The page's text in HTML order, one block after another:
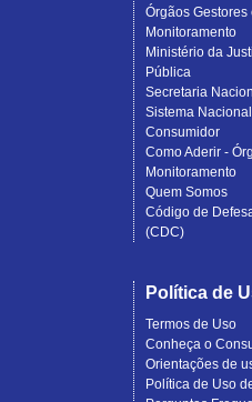
Órgãos Gestores
Monitoramento
Ministério da
Pública
Secretaria
Sistema
Consumidor
Como Aderir -
Monitoramento
Quem Somos
Código de
(CDC)
Política de
Termos de Uso
Conheça o
Orientações de
Política de Uso